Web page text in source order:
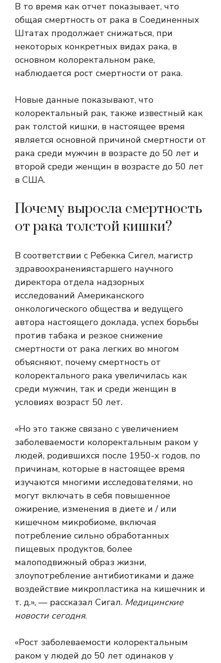
В то время как отчет показывает, что
общая смертность от рака в Соединенных
Штатах продолжает снижаться, при
некоторых конкретных видах рака, в
основном колоректальном раке,
наблюдается рост смертности от рака.
Новые данные показывают, что
колоректальный рак, также известный как
рак толстой кишки, в настоящее время
является основной причиной смертности от
рака среди мужчин в возрасте до 50 лет и
второй среди женщин в возрасте до 50 лет
в США.
Почему выросла смертность
от рака толстой кишки?
В соответствии с Ребекка Сигел, магистр
здравоохранениястаршего научного
директора отдела надзорных
исследований Американского
онкологического общества и ведущего
автора настоящего доклада, успех борьбы
против табака и резкое снижение
смертности от рака легких во многом
объясняют, почему смертность от
колоректального рака увеличилась как
среди мужчин, так и среди женщин в
условиях возраст 50 лет.
«Но это также связано с увеличением
заболеваемости колоректальным раком у
людей, родившихся после 1950-х годов, по
причинам, которые в настоящее время
изучаются многими исследователями, но
могут включать в себя повышенное
ожирение, изменения в диете и / или
кишечном микробиоме, включая
потребление сильно обработанных
пищевых продуктов, более
малоподвижный образ жизни,
злоупотребление антибиотиками и даже
воздействие микропластика на кишечник и
т. д.», — рассказал Сигал. Медицинские
новости сегодня.
«Рост заболеваемости колоректальным
раком у людей до 50 лет одинаков у